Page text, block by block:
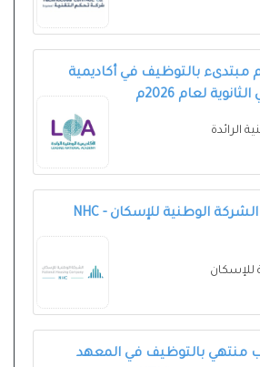
مبتدىء بالتوظيف في أكاديمية
لعام 2026م
الرائدة
وظائف في الشركة الوطنية للإسكان - NHC
للإسكان
منتهي بالتوظيف في المعهد